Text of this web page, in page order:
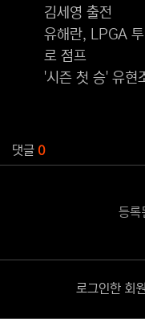
김세영 출전
유해란, LPGA
로 점프
'시즌 첫 승' 유현
댓글 0
등록
로그인한 회